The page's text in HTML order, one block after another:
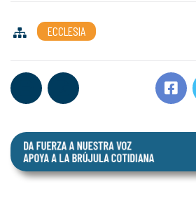
ECCLESIA